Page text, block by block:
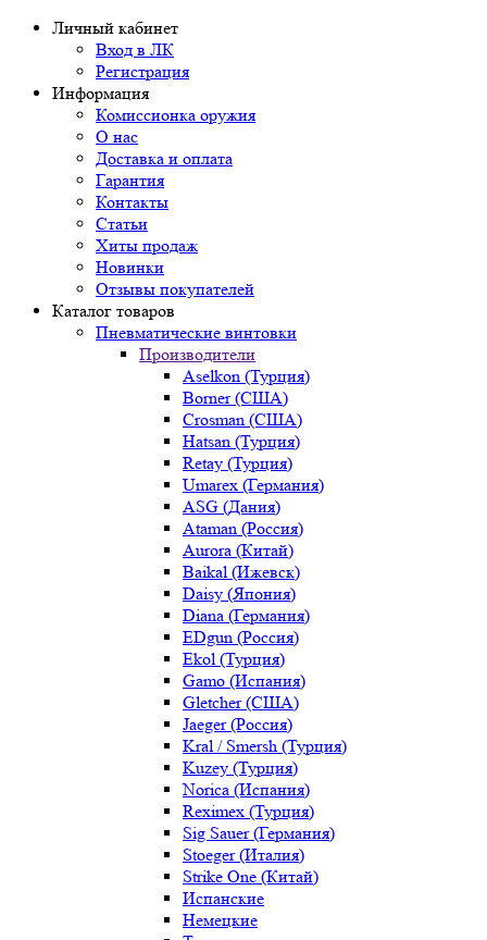
Личный кабинет
Вход в ЛК
Регистрация
Информация
Комиссионка оружия
О нас
Доставка и оплата
Гарантия
Контакты
Статьи
Хиты продаж
Новинки
Отзывы покупателей
Каталог товаров
Пневматические винтовки
Производители
Aselkon (Турция)
Borner (США)
Crosman (США)
Hatsan (Турция)
Retay (Турция)
Umarex (Германия)
ASG (Дания)
Ataman (Россия)
Aurora (Китай)
Baikal (Ижевск)
Daisy (Япония)
Diana (Германия)
EDgun (Россия)
Ekol (Турция)
Gamo (Испания)
Gletcher (США)
Jaeger (Россия)
Kral / Smersh (Турция)
Kuzey (Турция)
Norica (Испания)
Reximex (Турция)
Sig Sauer (Германия)
Stoeger (Италия)
Strike One (Китай)
Испанские
Немецкие